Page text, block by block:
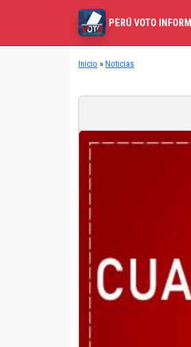
PERÚ VOTO
Inicio » Noticias